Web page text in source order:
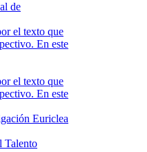
de
Euriclea
Talento